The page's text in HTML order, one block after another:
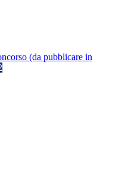
(da pubblicare in